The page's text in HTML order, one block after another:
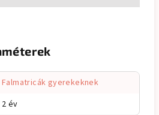
Falmatricák gyerekeknek
2 év